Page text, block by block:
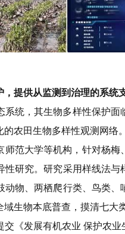
，提供从监测到治理的系统
系统，其生物多样性保护
农田生物多样性观测网络。
师范大学等机构，针对杨
性研究。研究采用样线法与
物、两栖爬行类、鸟类、
域生物本底普查，摸清七大
交 《发展有机农业 保护农业